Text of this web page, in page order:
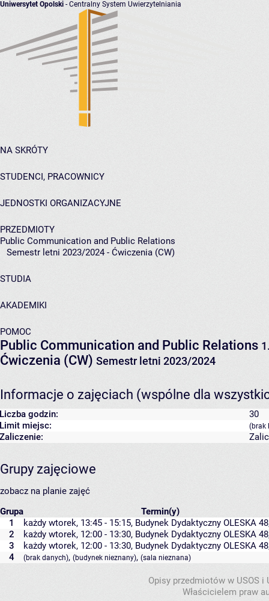
Uniwersytet Opolski - Centralny System Uwierzytelniania
NA SKRÓTY
STUDENCI, PRACOWNICY
JEDNOSTKI ORGANIZACYJNE
PRZEDMIOTY
Public Communication and Public Relations
Semestr letni 2023/2024 - Ćwiczenia (CW)
STUDIA
AKADEMIKI
POMOC
Public Communication and Public Relations
Ćwiczenia (CW) Semestr letni 2023/2024
Informacje o zajęciach (wspólne dla
Liczba godzin:
30
Limit miejsc:
(brak
Zaliczenie:
Grupy zajęciowe
zobacz na planie zajęć
Grupa
Termin(y)
1
każdy wtorek, 13:45 - 15:15, Budynek Dydaktyczny OLESKA 48
2
każdy wtorek, 12:00 - 13:30, Budynek Dydaktyczny OLESKA 48
3
każdy wtorek, 12:00 - 13:30, Budynek Dydaktyczny OLESKA 48
4
(brak danych), (budynek nieznany), (sala nieznana)
Opisy przedmiotów w USOS
Właścicielem praw